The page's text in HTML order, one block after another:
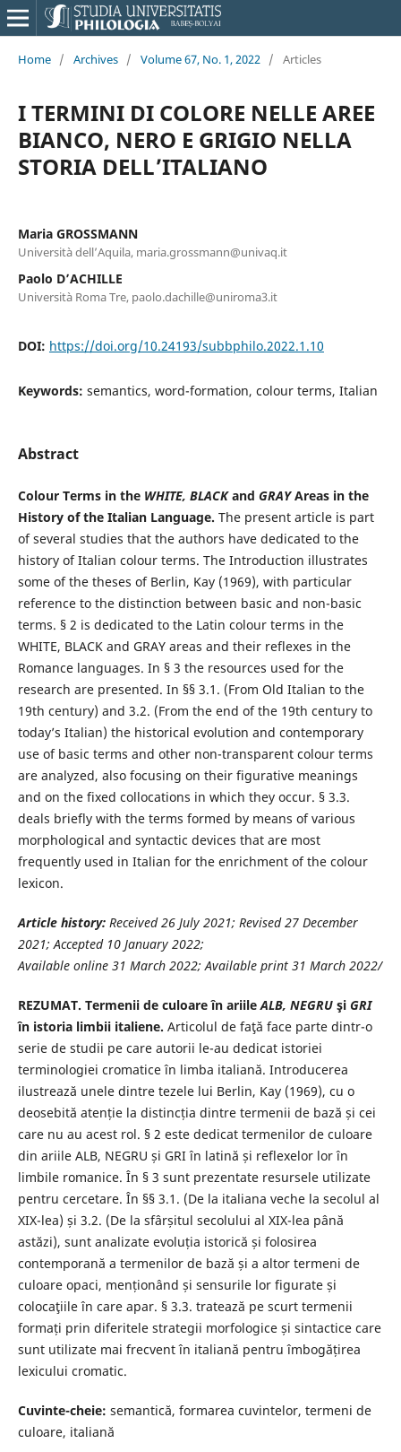
Home / Archives / Volume 67, No. 1, 2022 / Articles
I TERMINI DI COLORE NELLE AREE
BIANCO, NERO E GRIGIO NELLA
STORIA DELL’ITALIANO
Maria GROSSMANN
Università dell’Aquila, maria.grossmann@univaq.it
Paolo D’ACHILLE
Università Roma Tre, paolo.dachille@uniroma3.it
DOI: https://doi.org/10.24193/subbphilo.2022.1.10
Keywords: semantics, word-formation, colour terms, Italian
Abstract
Colour Terms in theWHITE, BLACKand GRAYAreas in the
History of the Italian Language. The present article is part
of several studies that the authors have dedicated to the
history of Italian colour terms. The Introduction illustrates
some of the theses of Berlin, Kay (1969), with particular
reference to the distinction between basic and non-basic
terms. § 2 is dedicated to the Latin colour terms in the
WHITE, BLACK and GRAY areas and their reflexes in the
Romance languages. In § 3 the resources used for the
research are presented. In §§ 3.1. (From Old Italian to the
19th century) and 3.2. (From the end of the 19th century to
today’s Italian) the historical evolution and contemporary
use of basic terms and other non-transparent colour terms
are analyzed, also focusing on their figurative meanings
and on the fixed collocations in which they occur. § 3.3.
deals briefly with the terms formed by means of various
morphological and syntactic devices that are most
frequently used in Italian for the enrichment of the colour
lexicon.
Article history:Received26 July 2021; Revised 27 December
2021; Accepted 10 January 2022;
Available online 31 March 2022; Available print 31 March 2022/
REZUMAT. Termenii de culoare în ariileALB, NEGRUşi GRI
în istoria limbii italiene. Articolul de faţă face parte dintr-o
serie de studii pe care autorii le-au dedicat istoriei
terminologiei cromatice în limba italiană. Introducerea
ilustrează unele dintre tezele lui Berlin, Kay (1969), cu o
deosebită atenție la distincția dintre termenii de bază și cei
care nu au acest rol. § 2 este dedicat termenilor de culoare
din ariile ALB, NEGRU și GRI în latină și reflexelor lor în
limbile romanice. În § 3 sunt prezentate resursele utilizate
pentru cercetare. În §§ 3.1. (De la italiana veche la secolul al
XIX-lea) și 3.2. (De la sfârșitul secolului al XIX-lea până
astăzi), sunt analizate evoluția istorică și folosirea
contemporană a termenilor de bază și a altor termeni de
culoare opaci, menționând și sensurile lor figurate și
colocaţiile în care apar. § 3.3. tratează pe scurt termenii
formați prin diferitele strategii morfologice și sintactice care
sunt utilizate mai frecvent în italiană pentru îmbogățirea
lexicului cromatic.
Cuvinte-cheie: semantică, formarea cuvintelor, termeni de
culoare, italiană